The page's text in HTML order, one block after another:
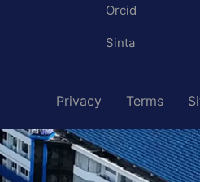
Orcid
Sinta
Privacy Terms